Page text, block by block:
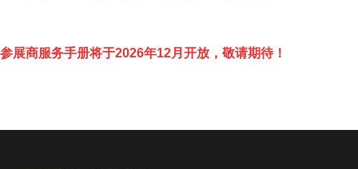
参展商服务手册将于2026年12月开放，敬请期待！